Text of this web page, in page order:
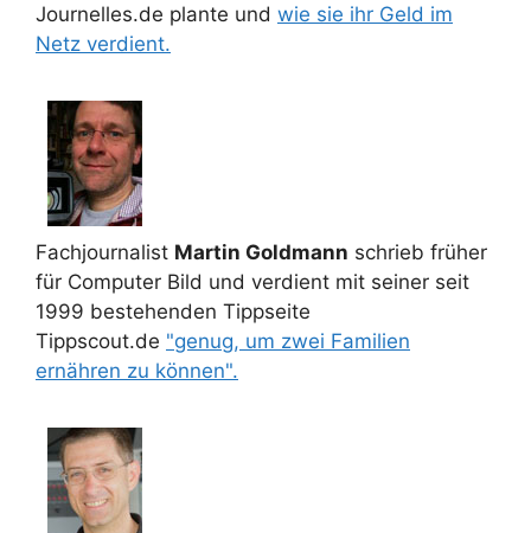
Journelles.de plante und wie sie ihr Geld im
Netz verdient.
Fachjournalist Martin Goldmann schrieb früher
für Computer Bild und verdient mit seiner seit
1999 bestehenden Tippseite
Tippscout.de "genug, um zwei Familien
ernähren zu können".